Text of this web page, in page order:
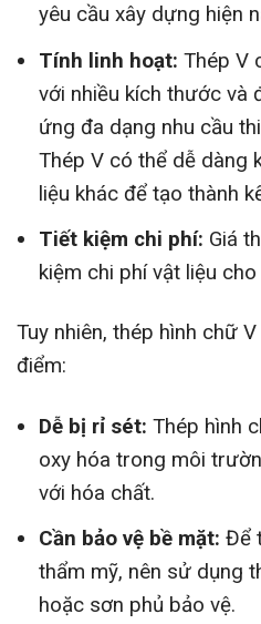
yêu cầu xây dựng hiện
Tính linh hoạt: Thép V
với nhiều kích thước và
ứng đa dạng nhu cầu
Thép V có thể dễ dàng
liệu khác để tạo thành
Tiết kiệm chi phí: Giá
kiệm chi phí vật liệu
Tuy nhiên, thép hình chữ
điểm:
Dễ bị rỉ sét: Thép hình
oxy hóa trong môi
với hóa chất.
Cần bảo vệ bề mặt: Để
thẩm mỹ, nên sử dụng
hoặc sơn phủ bảo vệ.